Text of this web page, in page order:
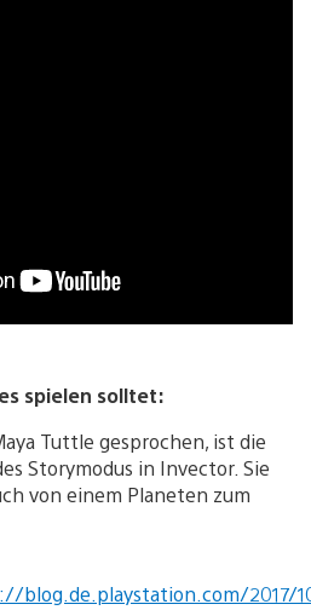
spielen solltet:
Tuttle gesprochen, ist die
Storymodus in Invector. Sie
von einem Planeten zum
blog.de.playstation.com/2017/